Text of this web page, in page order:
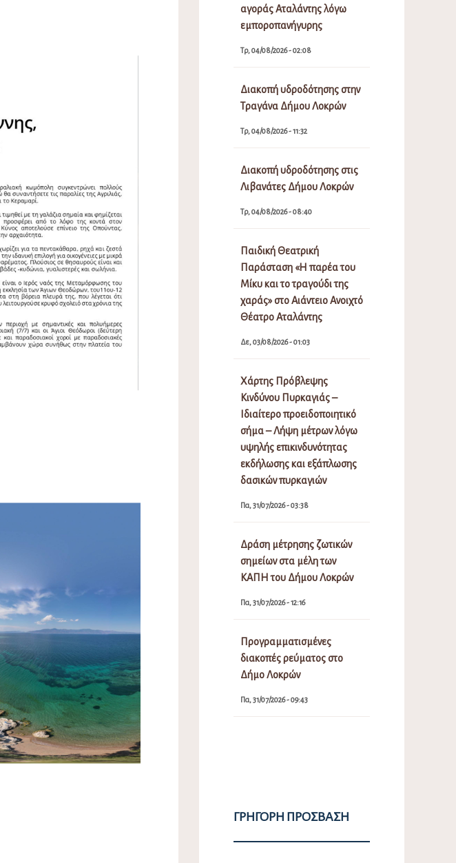
αγοράς Αταλάντης λόγω
εμποροπανήγυρης
Τρ, 04/08/2026 - 02:08
Διακοπή υδροδότησης στην
Τραγάνα Δήμου Λοκρών
Τρ, 04/08/2026 - 11:32
Διακοπή υδροδότησης στις
Λιβανάτες Δήμου Λοκρών
Τρ, 04/08/2026 - 08:40
Παιδική Θεατρική
Παράσταση «Η παρέα του
Μίκυ και το τραγούδι της
χαράς» στο Αιάντειο Ανοιχτό
Θέατρο Αταλάντης
Δε, 03/08/2026 - 01:03
Χάρτης Πρόβλεψης
Κινδύνου Πυρκαγιάς –
Ιδιαίτερο προειδοποιητικό
σήμα – Λήψη μέτρων λόγω
υψηλής επικινδυνότητας
εκδήλωσης και εξάπλωσης
δασικών πυρκαγιών
Πα, 31/07/2026 - 03:38
Δράση μέτρησης ζωτικών
σημείων στα μέλη των
ΚΑΠΗ του Δήμου Λοκρών
Πα, 31/07/2026 - 12:16
Προγραμματισμένες
διακοπές ρεύματος στο
Δήμο Λοκρών
Πα, 31/07/2026 - 09:43
ΓΡΉΓΟΡΗ ΠΡΌΣΒΑΣΗ